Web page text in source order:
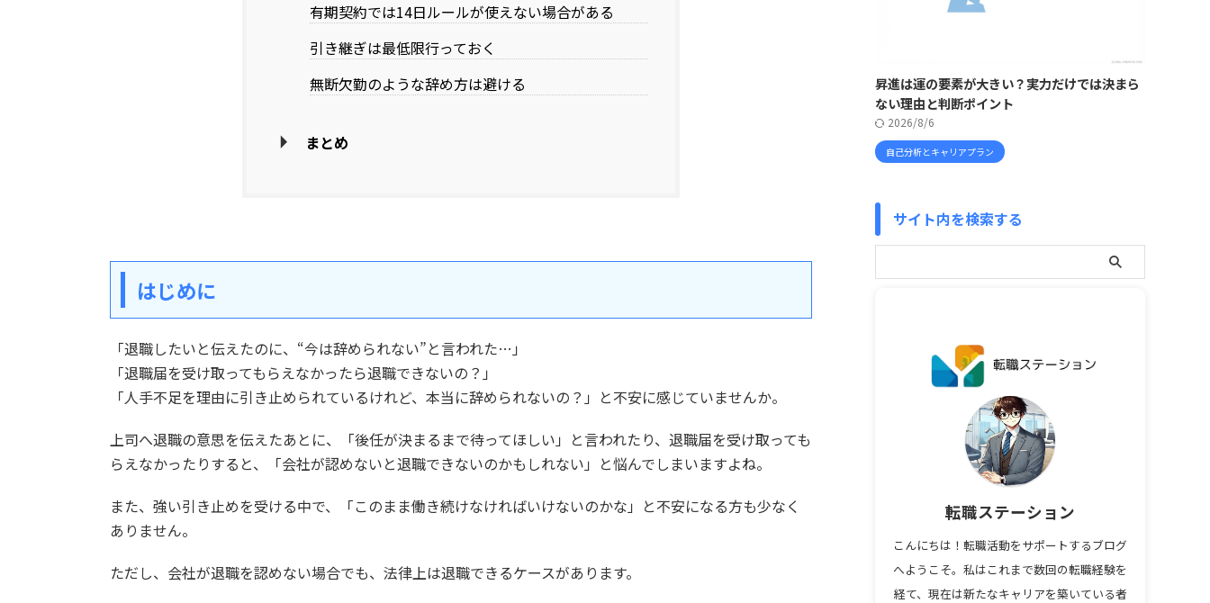
有期契約では14日ルールが使えない場合がある
引き継ぎは最低限行っておく
無断欠勤のような辞め方は避ける
まとめ
はじめに
「退職したいと伝えたのに、“今は辞められない”と言われた…」
「退職届を受け取ってもらえなかったら退職できないの？」
「人手不足を理由に引き止められているけれど、本当に辞められないの？」と不安に感じていませんか。
上司へ退職の意思を伝えたあとに、「後任が決まるまで待ってほしい」と言われたり、退職届を受け取っても
らえなかったりすると、「会社が認めないと退職できないのかもしれない」と悩んでしまいますよね。
また、強い引き止めを受ける中で、「このまま働き続けなければいけないのかな」と不安になる方も少なく
ありません。
ただし、会社が退職を認めない場合でも、法律上は退職できるケースがあります。
昇進は運の要素が大きい？実力だけでは決まら
ない理由と判断ポイント
2026/8/6
自己分析とキャリアプラン
サイト内を検索する
転職ステーション
こんにちは！転職活動をサポートするブログ
へようこそ。私はこれまで数回の転職経験を
経て、現在は新たなキャリアを築いている者